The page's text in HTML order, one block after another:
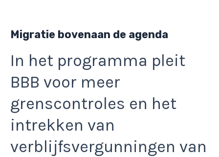
Migratie bovenaan de agenda
In het programma pleit
BBB voor meer
grenscontroles en het
intrekken van
verblijfsvergunningen van